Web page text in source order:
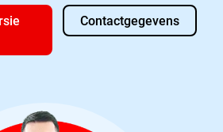
Contactgegevens